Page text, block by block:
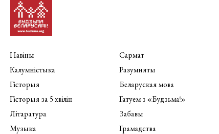
Навіны
Калумністыка
Гісторыя
Гісторыя за 5 хвілін
Літаратура
Музыка
Сармат
Разумняты
Беларуская мова
Гатуем з «Будзьма!»
Забавы
Грамадства